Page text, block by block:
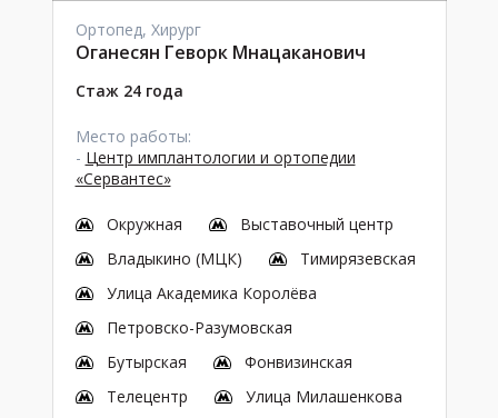
Ортопед, Хирург
Оганесян Геворк Мнацаканович
Стаж 24 года
Место работы:
- Центр имплантологии и ортопедии
«Сервантес»
Окружная
Выставочный центр
Владыкино (МЦК)
Тимирязевская
Улица Академика Королёва
Петровско-Разумовская
Бутырская
Фонвизинская
Телецентр
Улица Милашенкова